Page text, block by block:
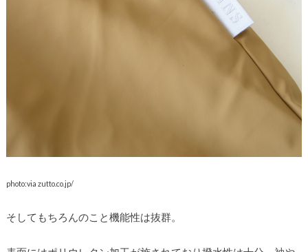
photo:via zutto.co.jp/
そしてもちろんのこと機能性は抜群。